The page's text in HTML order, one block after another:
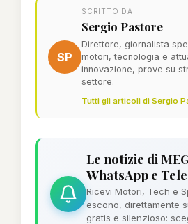
SP
SCRITTO DA
Sergio Pastore
Direttore, giornalista
motori, tecnologia e
innovazione, prove su
settore.
Tutti gli articoli di Sergio
Le notizie di
WhatsApp e
Ricevi Motori, Tech e
escono, direttamente
gratis e silenzioso: